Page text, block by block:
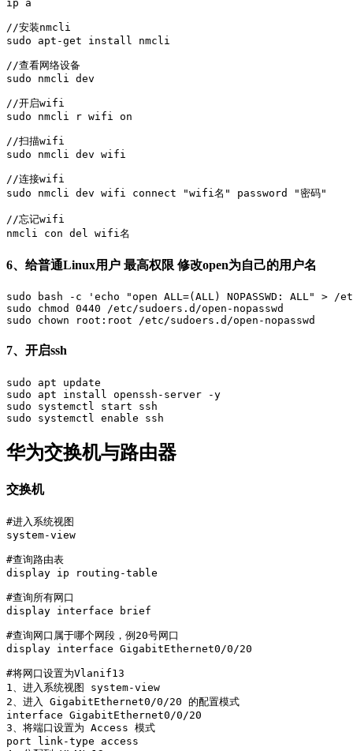
ip a
//安装nmcli
sudo apt-get install nmcli
//查看网络设备
sudo nmcli dev
//开启wifi
sudo nmcli r wifi on
//扫描wifi
sudo nmcli dev wifi
//连接wifi
sudo nmcli dev wifi connect "wifi名" password "密码"
//忘记wifi
nmcli con del wifi名
6、给普通Linux用户 最高权限 修改open为自己的用户名
sudo bash -c 'echo "open ALL=(ALL) NOPASSWD: ALL" > /
sudo chmod 0440 /etc/sudoers.d/open-nopasswd
sudo chown root:root /etc/sudoers.d/open-nopasswd
7、开启ssh
sudo apt update
sudo apt install openssh-server -y
sudo systemctl start ssh
sudo systemctl enable ssh
华为交换机与路由器
交换机
#进入系统视图
system-view
#查询路由表
display ip routing-table
#查询所有网口
display interface brief
#查询网口属于哪个网段，例20号网口
display interface GigabitEthernet0/0/20
#将网口设置为Vlanif13
1、进入系统视图 system-view
2、进入 GigabitEthernet0/0/20 的配置模式
interface GigabitEthernet0/0/20
3、将端口设置为 Access 模式
port link-type access